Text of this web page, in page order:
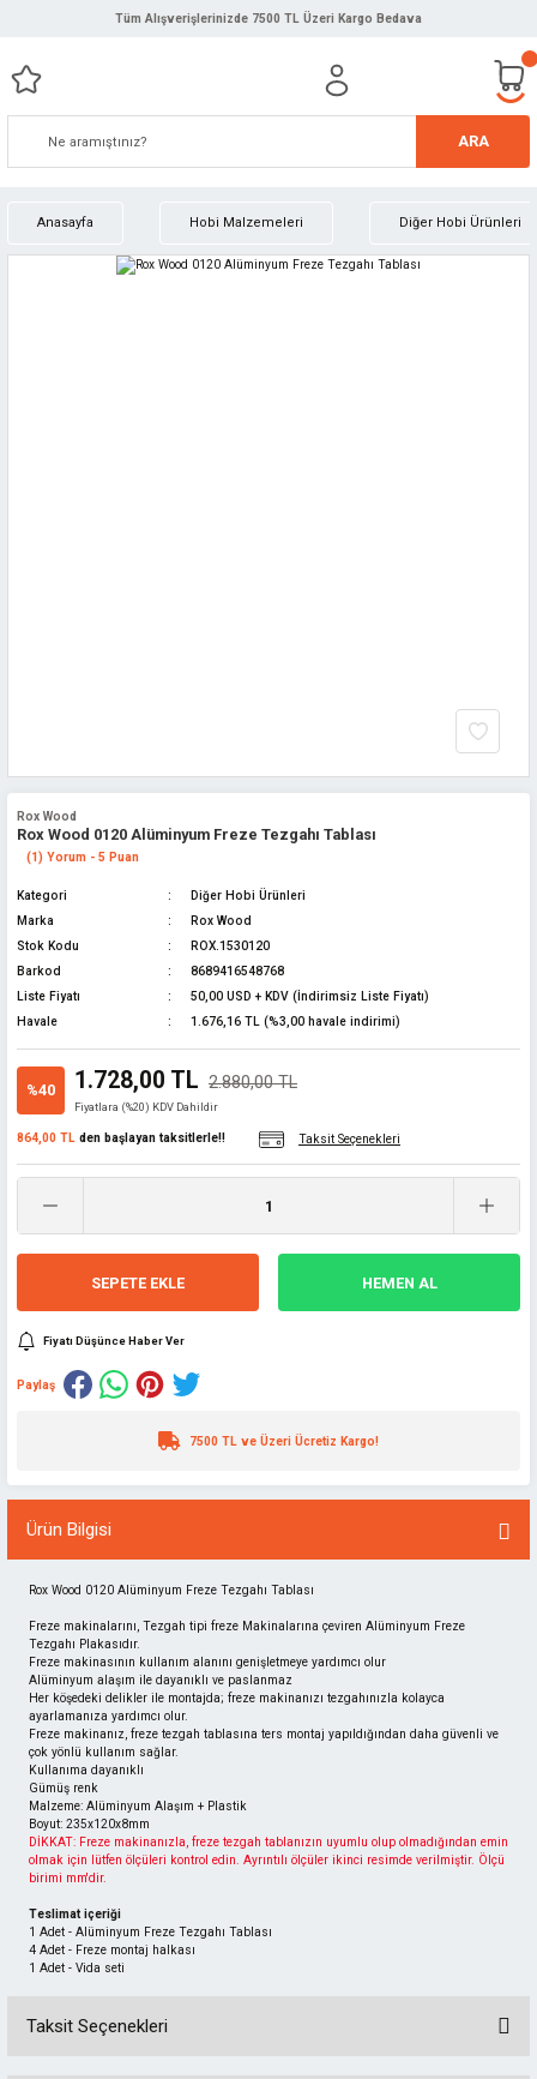
Tüm Alışverişlerinizde 7500 TL Üzeri Kargo Bedava
ARA
Anasayfa Hobi Malzemeleri Diğer Hobi Ürünleri
Rox Wood
Rox Wood 0120 Alüminyum Freze Tezgahı Tablası
(1) Yorum - 5 Puan
Kategori
Diğer Hobi Ürünleri
Marka
Rox Wood
Stok Kodu
ROX.1530120
Barkod
8689416548768
Liste Fiyatı
50,00 USD + KDV (İndirimsiz Liste Fiyatı)
Havale
1.676,16 TL (%3,00 havale indirimi)
%40 1.728,00 TL 2.880,00 TL
Fiyatlara (%20) KDV Dahildir
864,00 TL den başlayan taksitlerle!! Taksit Seçenekleri
SEPETE EKLE HEMEN AL
Fiyatı Düşünce Haber Ver
Paylaş
7500 TL ve Üzeri Ücretiz Kargo!
Ürün Bilgisi
Rox Wood 0120 Alüminyum Freze Tezgahı Tablası
Freze makinalarını, Tezgah tipi freze Makinalarına çeviren Alüminyum Freze
Tezgahı Plakasıdır.
Freze makinasının kullanım alanını genişletmeye yardımcı olur
Alüminyum alaşım ile dayanıklı ve paslanmaz
Her köşedeki delikler ile montajda; freze makinanızı tezgahınızla kolayca
ayarlamanıza yardımcı olur.
Freze makinanız, freze tezgah tablasına ters montaj yapıldığından daha güvenli ve
çok yönlü kullanım sağlar.
Kullanıma dayanıklı
Gümüş renk
Malzeme: Alüminyum Alaşım + Plastik
Boyut: 235x120x8mm
DİKKAT: Freze makinanızla, freze tezgah tablanızın uyumlu olup olmadığından emin
olmak için lütfen ölçüleri kontrol edin. Ayrıntılı ölçüler ikinci resimde verilmiştir. Ölçü
birimi mm'dir.
Teslimat içeriği
1 Adet - Alüminyum Freze Tezgahı Tablası
4 Adet - Freze montaj halkası
1 Adet - Vida seti
Taksit Seçenekleri